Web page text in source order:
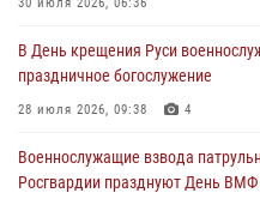
В День крещения Руси
праздничное богослужение
28 июля 2026, 09:38 4
Военнослужащие взвода
Росгвардии празднуют День